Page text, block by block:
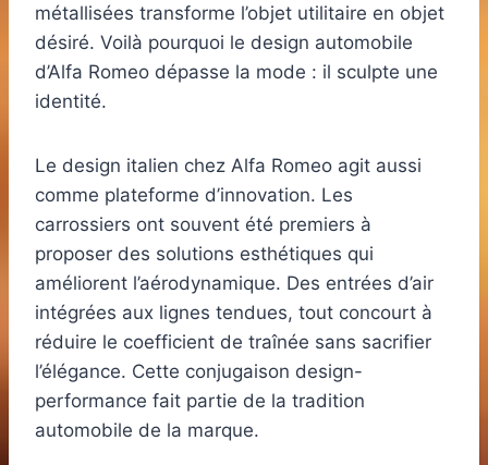
métallisées transforme l’objet utilitaire en objet
désiré. Voilà pourquoi le design automobile
d’Alfa Romeo dépasse la mode : il sculpte une
identité.
Le design italien chez Alfa Romeo agit aussi
comme plateforme d’innovation. Les
carrossiers ont souvent été premiers à
proposer des solutions esthétiques qui
améliorent l’aérodynamique. Des entrées d’air
intégrées aux lignes tendues, tout concourt à
réduire le coefficient de traînée sans sacrifier
l’élégance. Cette conjugaison design-
performance fait partie de la tradition
automobile de la marque.